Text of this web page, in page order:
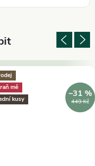
mě
kusy
449 Kč
–31 %